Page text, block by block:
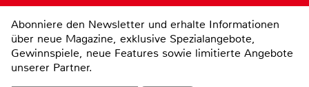
Abonniere den Newsletter und erhalte Informationen
über neue Magazine, exklusive Spezialangebote,
Gewinnspiele, neue Features sowie limitierte Angebote
unserer Partner.